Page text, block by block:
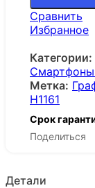
Сравнить
Избранное
Категории:
Метка:
H1161
Срок
Поделиться
Детали